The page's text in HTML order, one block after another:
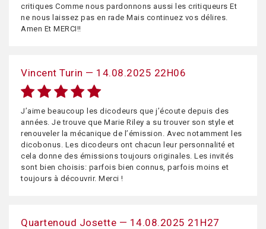
critiques Comme nous pardonnons aussi les critiqueurs Et
ne nous laissez pas en rade Mais continuez vos délires.
Amen Et MERCI!!
Vincent Turin — 14.08.2025 22H06
J’aime beaucoup les dicodeurs que j’écoute depuis des
années. Je trouve que Marie Riley a su trouver son style et
renouveler la mécanique de l’émission. Avec notamment les
dicobonus. Les dicodeurs ont chacun leur personnalité et
cela donne des émissions toujours originales. Les invités
sont bien choisis: parfois bien connus, parfois moins et
toujours à découvrir. Merci !
Quartenoud Josette — 14.08.2025 21H27